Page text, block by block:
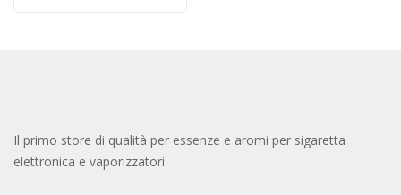
Il primo store di qualità per essenze e aromi per sigaretta
elettronica e vaporizzatori.